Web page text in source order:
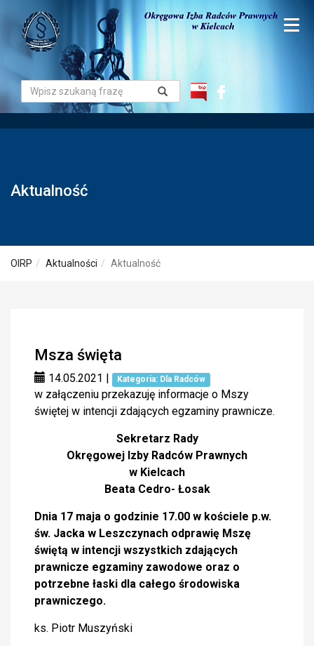
Aktualność
OIRP Aktualności Aktualność
Msza święta
14.05.2021 | Kategoria: Dla Radców
w załączeniu przekazuję informacje o Mszy
świętej w intencji zdających egzaminy prawnicze.
Sekretarz Rady
Okręgowej Izby Radców Prawnych
w Kielcach
Beata Cedro- Łosak
Dnia 17 maja o godzinie 17.00 w kościele p.w.
św. Jacka w Leszczynach odprawię Mszę
świętą w intencji wszystkich zdających
prawnicze egzaminy zawodowe oraz o
potrzebne łaski dla całego środowiska
prawniczego.
ks. Piotr Muszyński